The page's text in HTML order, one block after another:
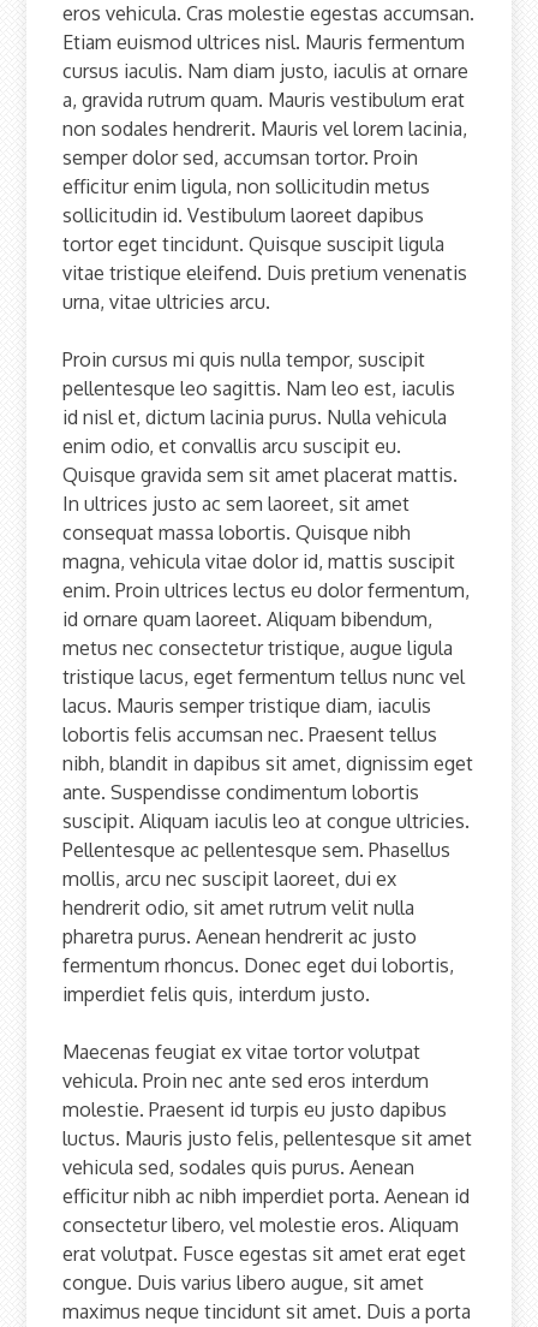
eros vehicula. Cras molestie egestas accumsan.
Etiam euismod ultrices nisl. Mauris fermentum
cursus iaculis. Nam diam justo, iaculis at ornare
a, gravida rutrum quam. Mauris vestibulum erat
non sodales hendrerit. Mauris vel lorem lacinia,
semper dolor sed, accumsan tortor. Proin
efficitur enim ligula, non sollicitudin metus
sollicitudin id. Vestibulum laoreet dapibus
tortor eget tincidunt. Quisque suscipit ligula
vitae tristique eleifend. Duis pretium venenatis
urna, vitae ultricies arcu.
Proin cursus mi quis nulla tempor, suscipit
pellentesque leo sagittis. Nam leo est, iaculis
id nisl et, dictum lacinia purus. Nulla vehicula
enim odio, et convallis arcu suscipit eu.
Quisque gravida sem sit amet placerat mattis.
In ultrices justo ac sem laoreet, sit amet
consequat massa lobortis. Quisque nibh
magna, vehicula vitae dolor id, mattis suscipit
enim. Proin ultrices lectus eu dolor fermentum,
id ornare quam laoreet. Aliquam bibendum,
metus nec consectetur tristique, augue ligula
tristique lacus, eget fermentum tellus nunc vel
lacus. Mauris semper tristique diam, iaculis
lobortis felis accumsan nec. Praesent tellus
nibh, blandit in dapibus sit amet, dignissim eget
ante. Suspendisse condimentum lobortis
suscipit. Aliquam iaculis leo at congue ultricies.
Pellentesque ac pellentesque sem. Phasellus
mollis, arcu nec suscipit laoreet, dui ex
hendrerit odio, sit amet rutrum velit nulla
pharetra purus. Aenean hendrerit ac justo
fermentum rhoncus. Donec eget dui lobortis,
imperdiet felis quis, interdum justo.
Maecenas feugiat ex vitae tortor volutpat
vehicula. Proin nec ante sed eros interdum
molestie. Praesent id turpis eu justo dapibus
luctus. Mauris justo felis, pellentesque sit amet
vehicula sed, sodales quis purus. Aenean
efficitur nibh ac nibh imperdiet porta. Aenean id
consectetur libero, vel molestie eros. Aliquam
erat volutpat. Fusce egestas sit amet erat eget
congue. Duis varius libero augue, sit amet
maximus neque tincidunt sit amet. Duis a porta